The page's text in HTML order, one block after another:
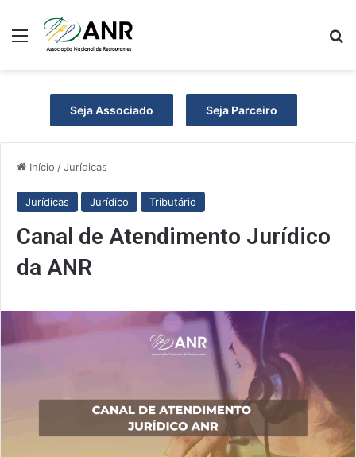
Menu
Seja Associado Seja Parceiro
Início /Jurídicas
Jurídicas Jurídico Tributário
Canal de Atendimento Jurídico
da ANR